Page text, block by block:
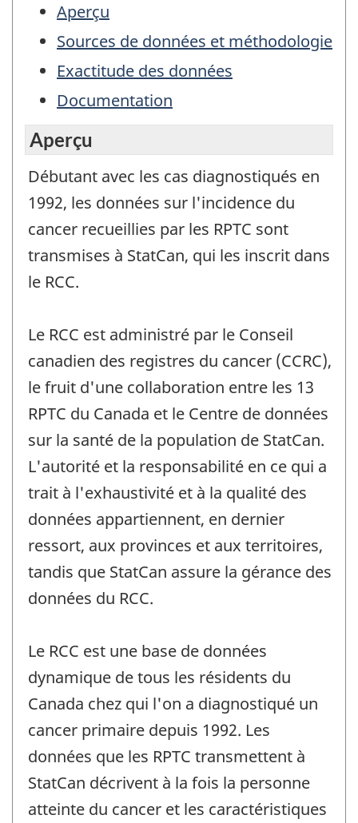
Aperçu
Sources de données et méthodologie
Exactitude des données
Documentation
Aperçu
Débutant avec les cas diagnostiqués en
1992, les données sur l'incidence du
cancer recueillies par les RPTC sont
transmises à StatCan, qui les inscrit dans
le RCC.
Le RCC est administré par le Conseil
canadien des registres du cancer (CCRC),
le fruit d'une collaboration entre les 13
RPTC du Canada et le Centre de données
sur la santé de la population de StatCan.
L'autorité et la responsabilité en ce qui a
trait à l'exhaustivité et à la qualité des
données appartiennent, en dernier
ressort, aux provinces et aux territoires,
tandis que StatCan assure la gérance des
données du RCC.
Le RCC est une base de données
dynamique de tous les résidents du
Canada chez qui l'on a diagnostiqué un
cancer primaire depuis 1992. Les
données que les RPTC transmettent à
StatCan décrivent à la fois la personne
atteinte du cancer et les caractéristiques